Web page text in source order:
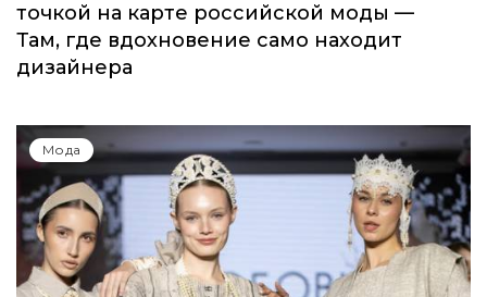
точкой на карте российской моды —
Там, где вдохновение само находит
дизайнера
Мода